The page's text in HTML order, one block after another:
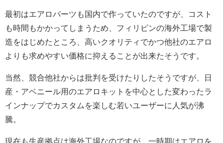
最初はエアロパーツも国内で作っていたのですが、コスト
も時間もかかってしまうため、フィリピンの海外工場で製
造をはじめたところ、高いクオリティでかつ他社のエアロ
よりも求めやすい価格に抑えることが出来たそうです。
当然、競合他社からは批判を受けたりしたそうですが、日
産・アベニール用のエアロキットを中心とした変わったラ
インナップでカスタムを楽しむ若いユーザーに人気が沸
騰。